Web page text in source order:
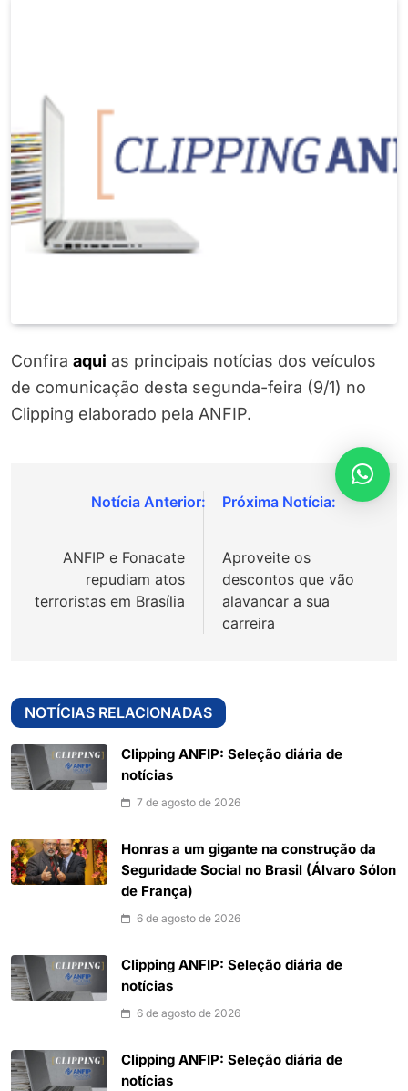
Confira aqui as principais notícias dos veículos
de comunicação desta segunda-feira (9/1) no
Clipping elaborado pela ANFIP.
Navegação
Post
ANFIP e Fonacate
repudiam atos
terroristas em Brasília
Aproveite os
descontos que vão
alavancar a sua
carreira
NOTÍCIAS RELACIONADAS
Clipping ANFIP: Seleção diária de
notícias
7 de agosto de 2026
Honras a um gigante na construção da
Seguridade Social no Brasil (Álvaro Sólon
de França)
6 de agosto de 2026
Clipping ANFIP: Seleção diária de
notícias
6 de agosto de 2026
Clipping ANFIP: Seleção diária de
notícias